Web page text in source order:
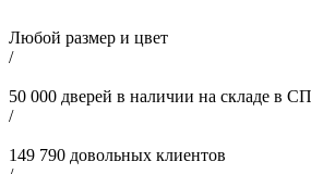
Любой размер и цвет
/
50 000 дверей в наличии на складе в
/
149 790 довольных клиентов